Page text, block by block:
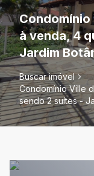
Condomínio
à venda, 4
Jardim
Buscar imóvel
Condomínio Ville
sendo 2 suítes -